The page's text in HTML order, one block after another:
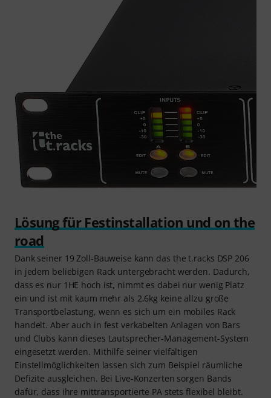
Lösung für Festinstallation und on the
road
Dank seiner 19 Zoll-Bauweise kann das the t.racks DSP 206
in jedem beliebigen Rack untergebracht werden. Dadurch,
dass es nur 1HE hoch ist, nimmt es dabei nur wenig Platz
ein und ist mit kaum mehr als 2,6kg keine allzu große
Transportbelastung, wenn es sich um ein mobiles Rack
handelt. Aber auch in fest verkabelten Anlagen von Bars
und Clubs kann dieses Lautsprecher-Management-System
eingesetzt werden. Mithilfe seiner vielfältigen
Einstellmöglichkeiten lassen sich zum Beispiel räumliche
Defizite ausgleichen. Bei Live-Konzerten sorgen Bands
dafür, dass ihre mittransportierte PA stets flexibel bleibt.